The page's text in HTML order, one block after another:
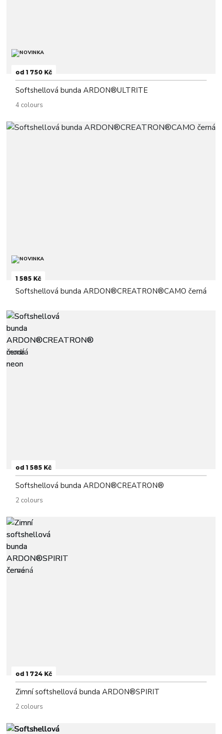
od 1 750 Kč
Softshellová bunda ARDON®ULTRITE
4 colours
1 585 Kč
Softshellová bunda ARDON®CREATRON®CAMO černá
od 1 585 Kč
Softshellová bunda ARDON®CREATRON®
2 colours
od 1 724 Kč
Zimní softshellová bunda ARDON®SPIRIT
2 colours